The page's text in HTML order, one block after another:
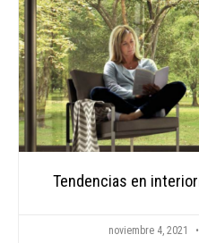
Tendencias en
noviembre 4, 2021